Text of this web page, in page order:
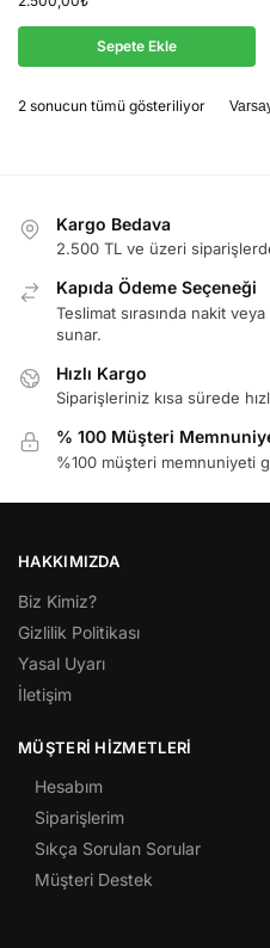
Sepete Ekle
2 sonucun tümü gösteriliyor
Kargo Bedava
2.500 TL ve üzeri
Kapıda Ödeme Seçeneği
Teslimat sırasında nakit
sunar.
Hızlı Kargo
Siparişleriniz kısa sürede
% 100 Müşteri
%100 müşteri memnuniyeti
HAKKIMIZDA
Biz Kimiz?
Gizlilik Politikası
Yasal Uyarı
İletişim
MÜŞTERI HIZMETLERI
Hesabım
Siparişlerim
Sıkça Sorulan Sorular
Müşteri Destek